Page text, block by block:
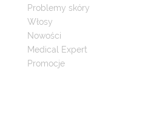
Problemy skóry
Włosy
Nowości
Medical Expert
Promocje